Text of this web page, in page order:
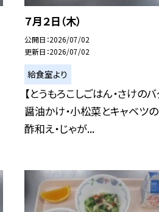
７月２日（木）
公開日 2026/07/02
更新日 2026/07/02
給食室より
【とうもろこしごはん・さけの
醤油かけ・小松菜とキャベツ
酢和え・じゃが...